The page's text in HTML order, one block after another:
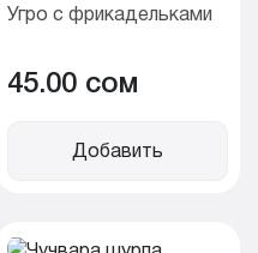
Угро с фрикадельками
45.00 cом
Добавить